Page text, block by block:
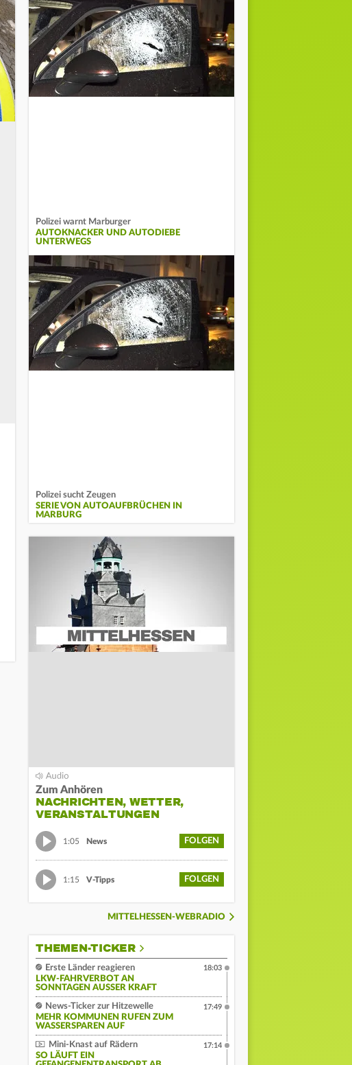
Polizei warnt Marburger
AUTOKNACKER UND AUTODIEBE
UNTERWEGS
Polizei sucht Zeugen
SERIE VON AUTOAUFBRÜCHEN IN
MARBURG
Zum Anhören
NACHRICHTEN, WETTER,
VERANSTALTUNGEN
1:05 News FOLGEN
1:15 V-Tipps FOLGEN
MITTELHESSEN-WEBRADIO
THEMEN-TICKER
Erste Länder reagieren
LKW-FAHRVERBOT AN
SONNTAGEN AUSSER KRAFT
18:03
News-Ticker zur Hitzewelle
MEHR KOMMUNEN RUFEN ZUM
WASSERSPAREN AUF
17:49
Mini-Knast auf Rädern
SO LÄUFT EIN
17:14